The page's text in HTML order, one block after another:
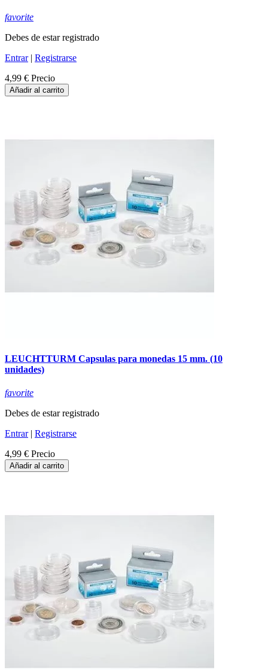
favorite
Debes de estar registrado
Entrar| Registrarse
4,99 € Precio
Añadir al carrito
LEUCHTTURM Capsulas para monedas 15 mm. (10
unidades)
favorite
Debes de estar registrado
Entrar| Registrarse
4,99 € Precio
Añadir al carrito